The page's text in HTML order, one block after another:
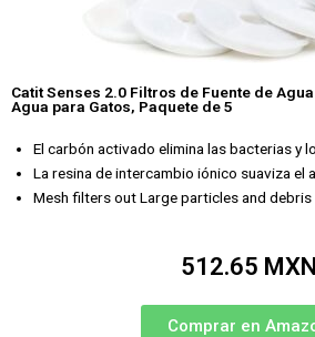
Catit Senses 2.0 Filtros de Fuente de
Agua para Gatos, Paquete de 5
El carbón activado elimina las bacterias y
La resina de intercambio iónico suaviza el
Mesh filters out Large particles and debris
512.65 MXN
Comprar en